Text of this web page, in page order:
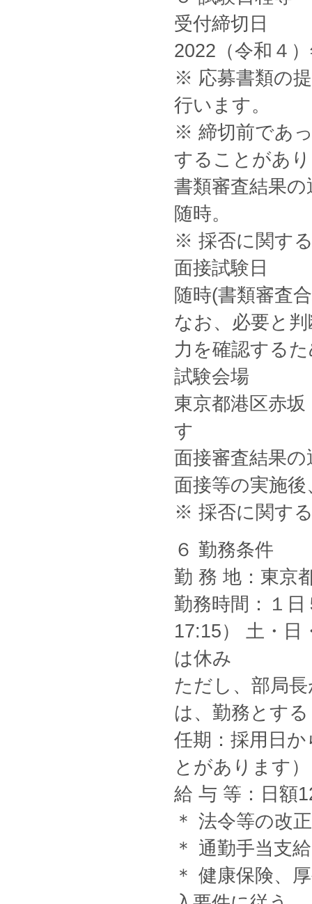
受付締切日
2022（令和４
※ 応募書類の
行います。
※ 締切前であ
することがあ
書類審査結果の
随時。
※ 採否に関す
面接試験日
随時(書類審査
なお、必要と
力を確認する
試験会場
東京都港区赤
す
面接審査結果の
面接等の実施後
※ 採否に関す
６ 勤務条件
勤 務 地：東京
勤務時間：１
17:15） 土・日
は休み
ただし、部局
は、勤務とする
任期：採用日
とがあります）
給 与 等：日額
＊ 法令等の改
＊ 通勤手当支
＊ 健康保険、